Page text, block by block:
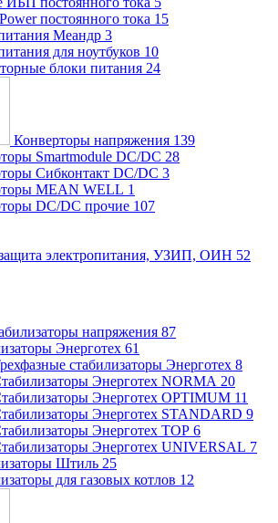
постоянного тока 15
Меандр 3
для ноутбуков 10
блоки питания 24
Конверторы напряжения 139
Smartmodule DC/DC 28
Сибконтакт DC/DC 3
MEAN WELL 1
DC/DC прочие 107
электропитания, УЗИП, ОИН 52
напряжения 87
Энерготех 61
стабилизаторы Энерготех 8
Энерготех NORMA 20
Энерготех OPTIMUM 11
Энерготех STANDARD 9
Энерготех TOP 6
Энерготех UNIVERSAL 7
Штиль 25
для газовых котлов 12